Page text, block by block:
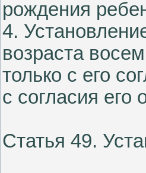
рождения
4.
возраста
только с его
с согласия его
Статья 49.